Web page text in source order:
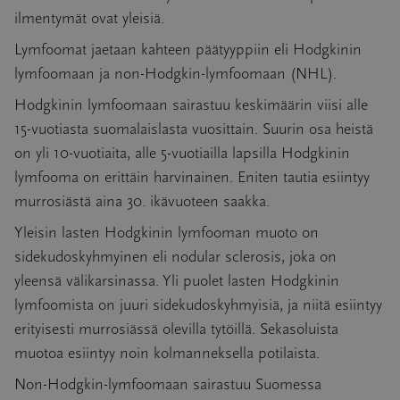
Molekyyligeneettisesti kohdennettu
lääkehoito
tarkkoja molekyyligeneettisiä tutkimuksia ja joskus näissä
tutkimuksissa voi löytyä sellaisia muutoksia, joihin on
kehitetty kohdentuvia lääkehoitoja joita voidaan käyttää.
Tällaisten kohdennettujen hoitojen käyttöön ottaminen on
yleisempää, kun kyseessä on kasvaimen uusiutuminen,
mutta toisinaan myös tilanteissa, joissa kasvainta ei voi
leikkauksella poistaa.
Kantasolujensiirto
Jos aivokasvain on erityisen aggressiivinen tai sädehoitoa
ei haluta käyttää lapsen iän takia, hoitona voidaan käyttää
niin sanottua jättihoitoa ja kantasolusiirtoa. Jättihoidossa
voimakas katekoliiniamiinipitoisuus.
leikkaus. Alle 1-vuotiaiden hyvän ennusteen
neuroblastoomaa ei toisinaan tarvitse edes leikata, sillä se
paranee itsekseen. Noin joka kolmas neuroblastooma on
hyväennusteinen.
Leikkausta täydentävät hoidot
Keskiennusteisen neuroblastooman hoitoon kuuluu
leikkauksen jälkeen muutaman kuukauden
solunsalpaajahoito ja mahdollisesti paikallinen sädehoito.
Huonoennusteisen neuroblastooman hoito alkaa
intensiivisellä yhdistelmäsolunsalpaajahoidolla, minkä
jälkeen kasvain leikataan. Hoidon lopuksi piilevät
tautipesäkkeet pyritään nujertamaan jättihoidolla.
Jättihoidolla tarkoitetaan hoitoa, joka sisältää suuria
annoksia yhtä tai useampaa solunsalpaajaa tai
harvinaisissa tapauksissa koko kehon sädehoidon.
Käytännössä kaikki hyväennusteista neuroblastoomaa
sairastavat lapset paranevat. Osa alle 1-vuotiaiden
neuroblastoomista häviää itsestään 1–2 vuoden ikään
mennessä.
Huonon ennusteen potilaista paranee noin viidennes,
mutta hoidot kehittyvät koko ajan.
ilmentymät ovat yleisiä.
Lymfoomat jaetaan kahteen päätyyppiin eli Hodgkinin
lymfoomaan ja non-Hodgkin-lymfoomaan (NHL).
Hodgkinin lymfoomaan sairastuu keskimäärin viisi alle
15-vuotiasta suomalaislasta vuosittain. Suurin osa heistä
on yli 10-vuotiaita, alle 5-vuotiailla lapsilla Hodgkinin
lymfooma on erittäin harvinainen. Eniten tautia esiintyy
murrosiästä aina 30. ikävuoteen saakka.
Yleisin lasten Hodgkinin lymfooman muoto on
sidekudoskyhmyinen eli nodular sclerosis, joka on
yleensä välikarsinassa. Yli puolet lasten Hodgkinin
lymfoomista on juuri sidekudoskyhmyisiä, ja niitä esiintyy
erityisesti murrosiässä olevilla tytöillä. Sekasoluista
muotoa esiintyy noin kolmanneksella potilaista.
Non-Hodgkin-lymfoomaan sairastuu Suomessa